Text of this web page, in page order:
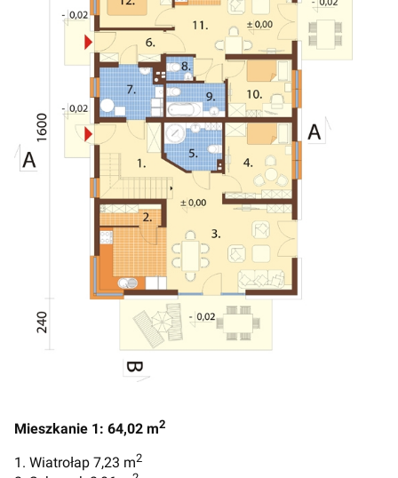
Mieszkanie 1: 64,02 m2
1. Wiatrołap 7,23 m2